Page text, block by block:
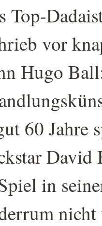
Top-
vor
Hugo
60 Jahre
David
in